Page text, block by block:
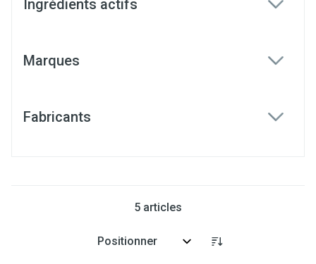
Ingrédients actifs
Marques
Fabricants
5 articles
Trier par: